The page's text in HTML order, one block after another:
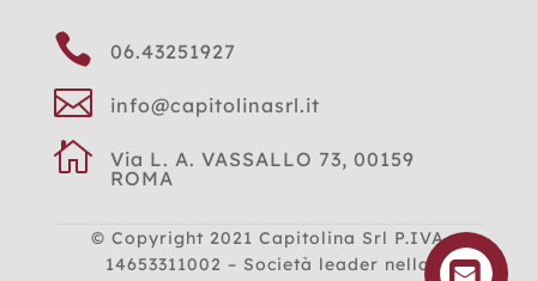
 06.43251927
 info@capitolinasrl.it

Via L. A. VASSALLO 73, 00159
ROMA
© Copyright 2021Capitolina Srl P.IVA
14653311002 – Società leader nella